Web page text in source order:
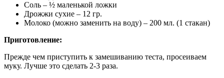
Соль – ½ маленькой ложки
Дрожжи сухие – 12 гр.
Молоко (можно заменить на воду) – 200 мл. (1 стакан)
Приготовление:
Прежде чем приступить к замешиванию теста, просеиваем
муку. Лучше это сделать 2-3 раза.